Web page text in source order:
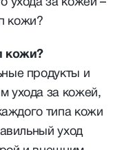
кожи?
кожи?
продукты и
ухода за кожей,
типа кожи
уход